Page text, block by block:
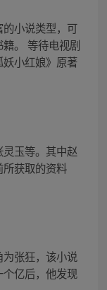
小说类型，可
。 等待电视剧
小红娘》原著
玉等。其中赵
获取的资料
张狂，该小说
亿后，他发现